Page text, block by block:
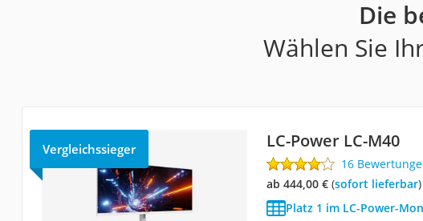
Die
Wählen Sie
Vergleichssieger ‎LC-Power LC-M40
16
ab 444,00 €( Sofort lieferbar)
Platz 1 im LC-Power-